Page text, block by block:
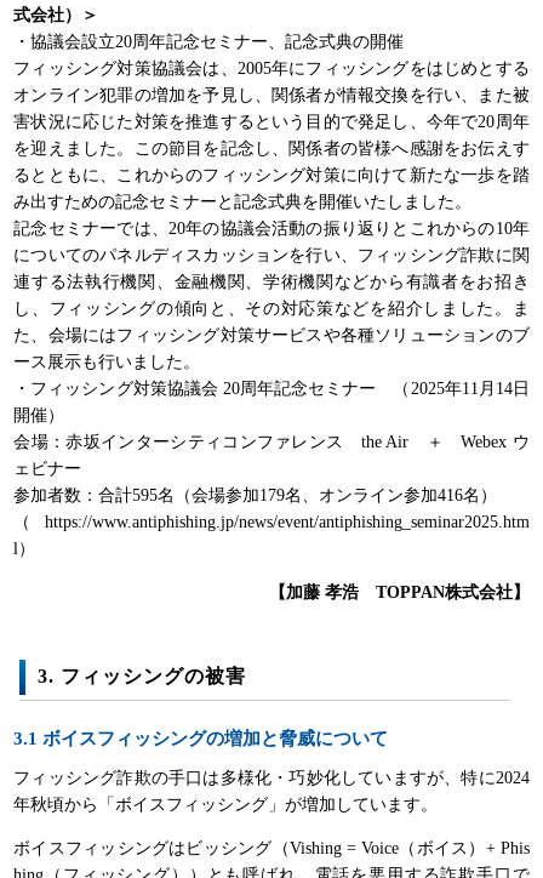
式会社）＞
・協議会設立20周年記念セミナー、記念式典の開催
フィッシング対策協議会は、2005年にフィッシングをはじめとする
オンライン犯罪の増加を予見し、関係者が情報交換を行い、また被
害状況に応じた対策を推進するという目的で発足し、今年で20周年
を迎えました。この節目を記念し、関係者の皆様へ感謝をお伝えす
るとともに、これからのフィッシング対策に向けて新たな一歩を踏
み出すための記念セミナーと記念式典を開催いたしました。
記念セミナーでは、20年の協議会活動の振り返りとこれからの10年
についてのパネルディスカッションを行い、フィッシング詐欺に関
連する法執行機関、金融機関、学術機関などから有識者をお招き
し、フィッシングの傾向と、その対応策などを紹介しました。ま
た、会場にはフィッシング対策サービスや各種ソリューションのブ
ース展示も行いました。
・フィッシング対策協議会 20周年記念セミナー （2025年11月14日
開催）
会場：赤坂インターシティコンファレンス the Air ＋ Webex ウ
ェビナー
参加者数：合計595名（会場参加179名、オンライン参加416名）
（https://www.antiphishing.jp/news/event/antiphishing_seminar2025.htm
l）
【加藤 孝浩 TOPPAN株式会社】
3. フィッシングの被害
3.1 ボイスフィッシングの増加と脅威について
フィッシング詐欺の手口は多様化・巧妙化していますが、特に2024
年秋頃から「ボイスフィッシング」が増加しています。
ボイスフィッシングはビッシング（Vishing = Voice（ボイス）+ Phis